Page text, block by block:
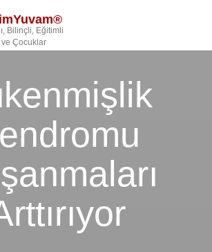
Bilinçli, Eğitimli
Çocuklar